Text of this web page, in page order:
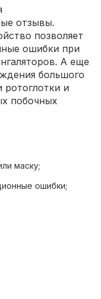
отзывы.
позволяет
ошибки при
А еще
большого
ротоглотки и
побочных
маску;
ошибки;